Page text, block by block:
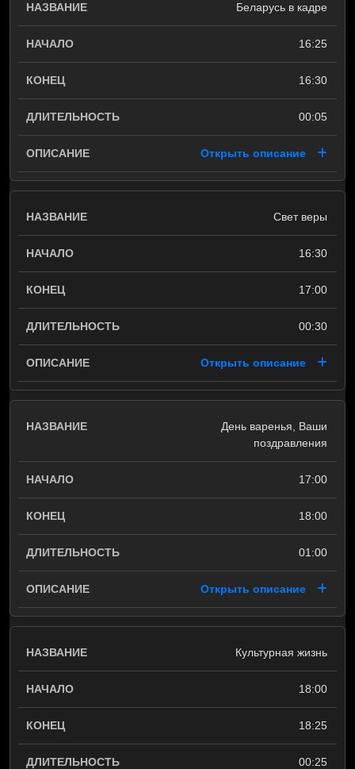
Беларусь в кадре
16:25
16:30
00:05
Открыть описание
Свет веры
16:30
17:00
00:30
Открыть описание
День варенья, Ваши
поздравления
17:00
18:00
01:00
Открыть описание
Культурная жизнь
18:00
18:25
00:25